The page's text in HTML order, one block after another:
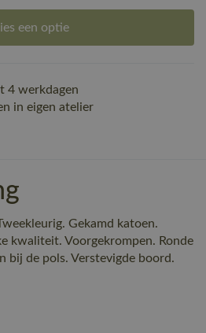
een optie
4 werkdagen
in eigen atelier
Gekamd katoen.
kwaliteit. Voorgekrompen. Ronde
bij de pols. Verstevigde boord.